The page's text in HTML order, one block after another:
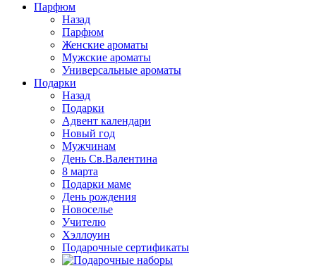
Парфюм
Назад
Парфюм
Женские ароматы
Мужские ароматы
Универсальные ароматы
Подарки
Назад
Подарки
Адвент календари
Новый год
Мужчинам
День Св.Валентина
8 марта
Подарки маме
День рождения
Новоселье
Учителю
Хэллоуин
Подарочные сертификаты